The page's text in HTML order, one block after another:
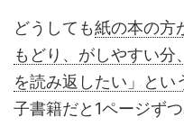
どうしても紙の本の方
もどり、がしやすい分
を読み返したい」とい
子書籍だと1ページず